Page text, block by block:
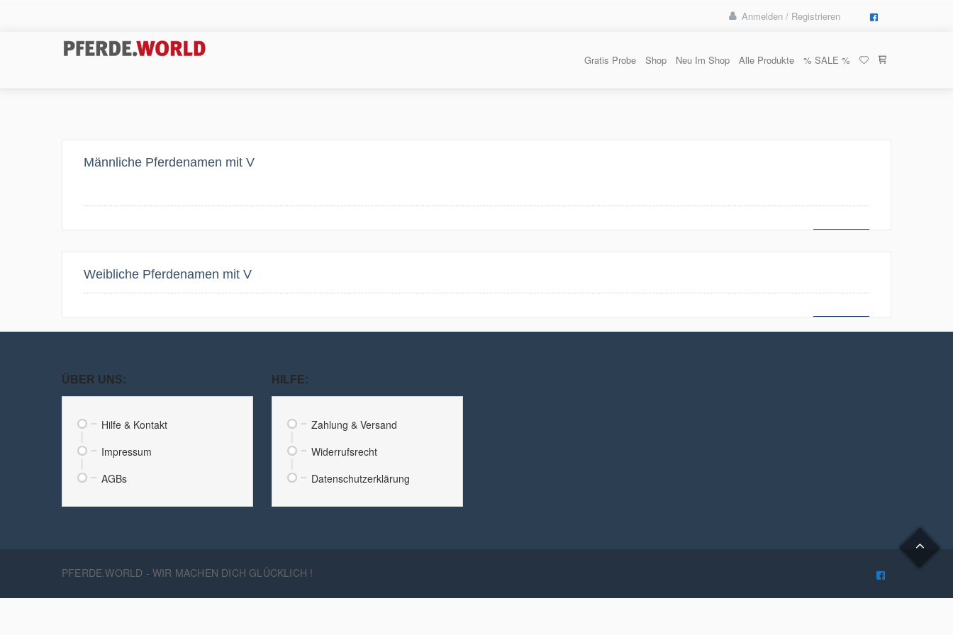
Anmelden / Registrieren
Gratis Probe Shop Neu Im Shop Alle Produkte % SALE %
Männliche Pferdenamen mit V
Weibliche Pferdenamen mit V
ÜBER UNS:
Hilfe & Kontakt
Impressum
AGBs
HILFE:
Zahlung & Versand
Widerrufsrecht
Datenschutzerklärung
PFERDE.WORLD - WIR MACHEN DICH GLÜCKLICH !